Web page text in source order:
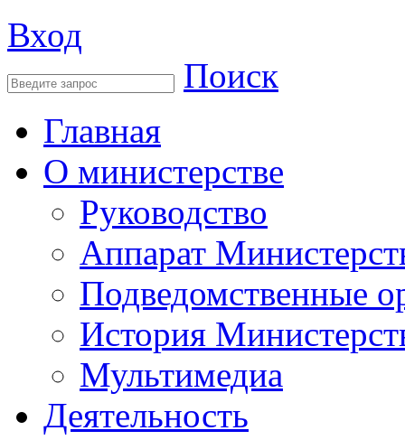
Вход
Поиск
Главная
О министерстве
Руководство
Аппарат
Подведомственные
История
Мультимедиа
Деятельность